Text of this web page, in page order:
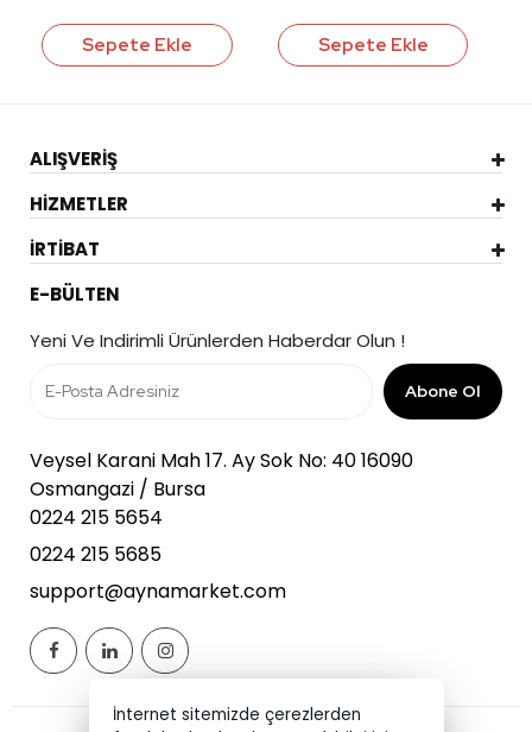
Sepete Ekle Sepete Ekle
ALIŞVERİŞ
HİZMETLER
İRTİBAT
E-BÜLTEN
Yeni Ve Indirimli Ürünlerden Haberdar Olun !
Abone Ol
Veysel Karani Mah 17. Ay Sok No: 40 16090
Osmangazi / Bursa
0224 215 5654
0224 215 5685
support@aynamarket.com
İnternet sitemizde çerezlerden